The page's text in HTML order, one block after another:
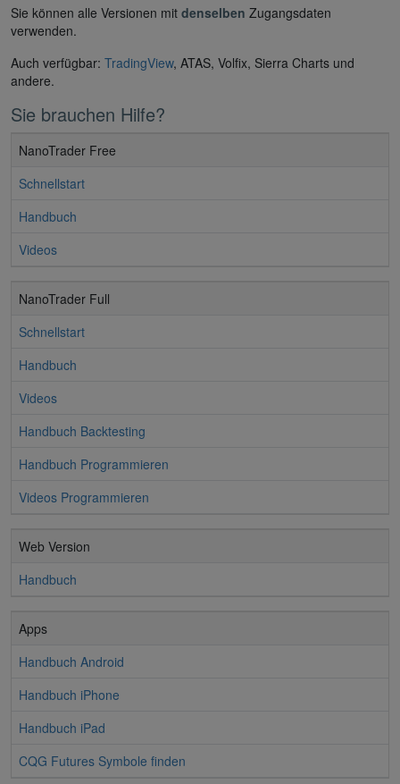
Sie können alle Versionen mit denselben Zugangsdaten
verwenden.
Auch verfügbar: TradingView, ATAS, Volfix, Sierra Charts und
andere.
Sie brauchen Hilfe?
NanoTrader Free
Schnellstart
Handbuch
Videos
NanoTrader Full
Schnellstart
Handbuch
Videos
Handbuch Backtesting
Handbuch Programmieren
Videos Programmieren
Web Version
Handbuch
Apps
Handbuch Android
Handbuch iPhone
Handbuch iPad
CQG Futures Symbole finden